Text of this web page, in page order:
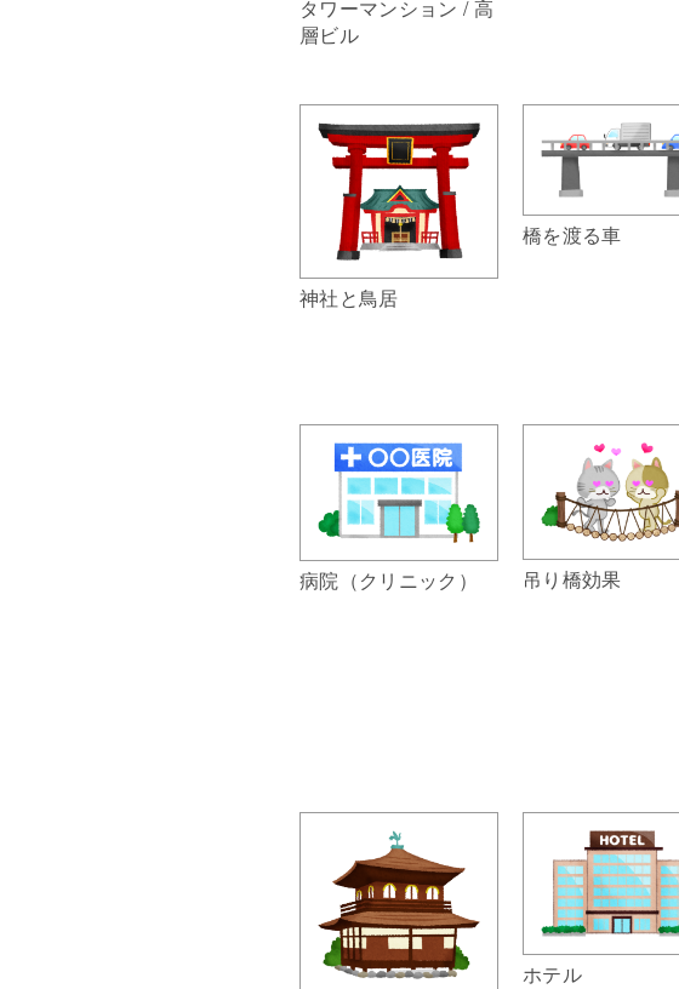
タワーマンション / 高
層ビル
神社と鳥居
橋を渡る車
病院（クリニック）
吊り橋効果
ホテル